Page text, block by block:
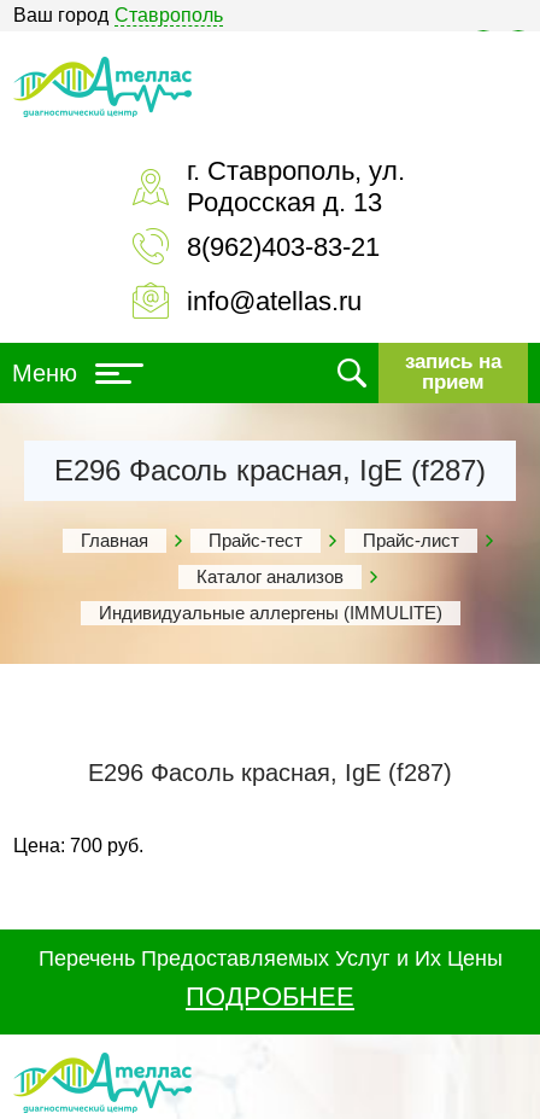
Ваш город Ставрополь
г. Ставрополь, ул.
Родосская д. 13
8(962)403-83-21
info@atellas.ru
Меню
запись на
прием
Е296 Фасоль красная, IgE (f287)
Главная Прайс-тест
Прайс-лист
Каталог анализов
Индивидуальные аллергены (IMMULITE)
Е296 Фасоль красная, IgE (f287)
Цена: 700 руб.
Перечень Предоставляемых Услуг и Их Цены
ПОДРОБНЕЕ